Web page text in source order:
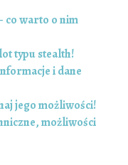
co warto o nim
typu stealth!
i dane
jego możliwości!
możliwości